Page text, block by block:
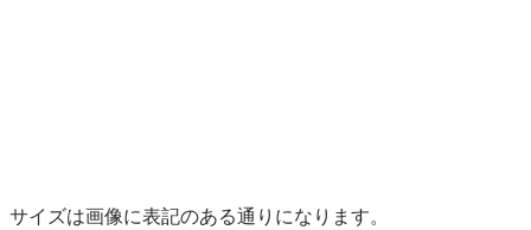
サイズは画像に表記のある通りになります。